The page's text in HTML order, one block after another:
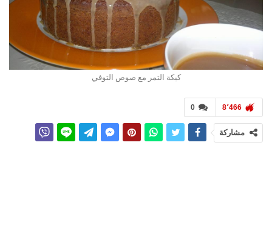
كيكة التمر مع صوص التوفي
0 8٬466
مشاركة